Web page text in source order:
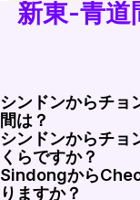
新東-青道
シンドンからチョ
間は？
シンドンからチョ
シンドンからチョ
くらですか？
新洞から清道まで
Sindongから
りますか？